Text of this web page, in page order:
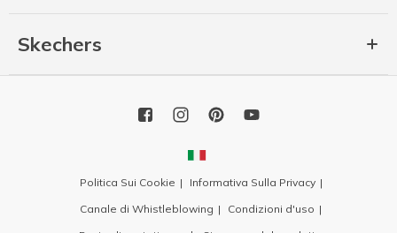
Skechers
Politica Sui Cookie
Informativa Sulla Privacy
Canale di Whistleblowing
Condizioni d'uso